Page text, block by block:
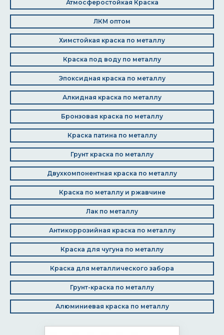
Атмосферостойкая Краска
ЛКМ оптом
Химстойкая краска по металлу
Краска под воду по металлу
Эпоксидная краска по металлу
Алкидная краска по металлу
Бронзовая краска по металлу
Краска патина по металлу
Грунт краска по металлу
Двухкомпонентная краска по металлу
Краска по металлу и ржавчине
Лак по металлу
Антикоррозийная краска по металлу
Краска для чугуна по металлу
Краска для металлического забора
Грунт-краска по металлу
Алюминиевая краска по металлу